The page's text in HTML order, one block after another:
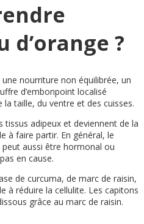
d’orange ?
nourriture non équilibrée, un
d’embonpoint localisé
taille, du ventre et des cuisses.
tissus adipeux et deviennent de la
à faire partir. En général, le
aussi être hormonal ou
en cause.
de curcuma, de marc de raisin,
à réduire la cellulite. Les capitons
grâce au marc de raisin.